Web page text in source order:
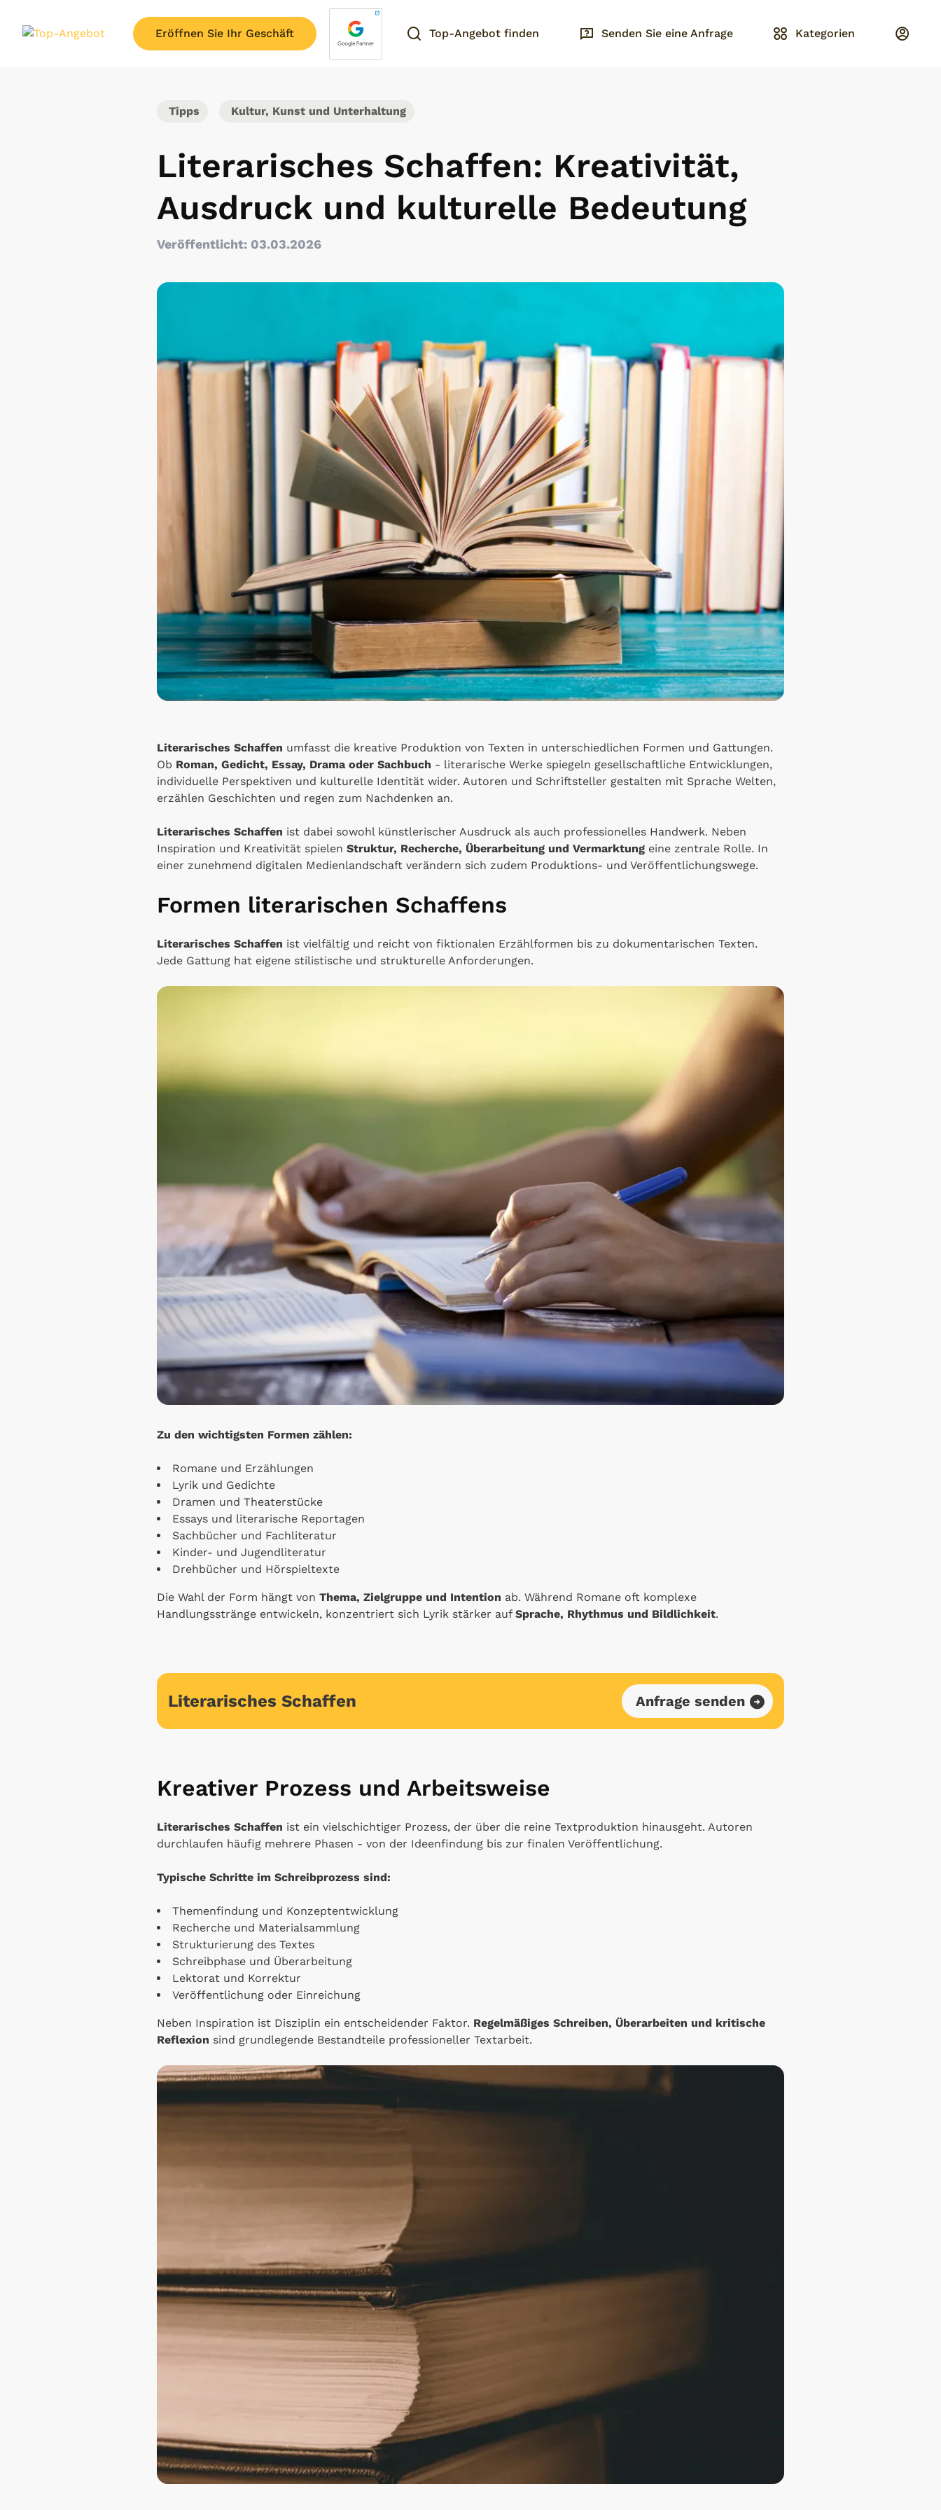
Eröffnen Sie Ihr Geschäft Top-Angebot finden Senden Sie eine Anfrage Kategorien
Tipps Kultur, Kunst und Unterhaltung
Literarisches Schaffen: Kreativität,
Ausdruck und kulturelle Bedeutung
Veröffentlicht: 03.03.2026
Literarisches Schaffen umfasst die kreative Produktion von Texten in unterschiedlichen Formen und Gattungen.
Ob Roman, Gedicht, Essay, Drama oder Sachbuch - literarische Werke spiegeln gesellschaftliche Entwicklungen,
individuelle Perspektiven und kulturelle Identität wider. Autoren und Schriftsteller gestalten mit Sprache Welten,
erzählen Geschichten und regen zum Nachdenken an.
Literarisches Schaffen ist dabei sowohl künstlerischer Ausdruck als auch professionelles Handwerk. Neben
Inspiration und Kreativität spielen Struktur, Recherche, Überarbeitung und Vermarktung eine zentrale Rolle. In
einer zunehmend digitalen Medienlandschaft verändern sich zudem Produktions- und Veröffentlichungswege.
Formen literarischen Schaffens
Literarisches Schaffen ist vielfältig und reicht von fiktionalen Erzählformen bis zu dokumentarischen Texten.
Jede Gattung hat eigene stilistische und strukturelle Anforderungen.
Zu den wichtigsten Formen zählen:
Romane und Erzählungen
Lyrik und Gedichte
Dramen und Theaterstücke
Essays und literarische Reportagen
Sachbücher und Fachliteratur
Kinder- und Jugendliteratur
Drehbücher und Hörspieltexte
Die Wahl der Form hängt von Thema, Zielgruppe und Intention ab. Während Romane oft komplexe
Handlungsstränge entwickeln, konzentriert sich Lyrik stärker auf Sprache, Rhythmus und Bildlichkeit.
Literarisches Schaffen Anfrage senden
Kreativer Prozess und Arbeitsweise
Literarisches Schaffen ist ein vielschichtiger Prozess, der über die reine Textproduktion hinausgeht. Autoren
durchlaufen häufig mehrere Phasen - von der Ideenfindung bis zur finalen Veröffentlichung.
Typische Schritte im Schreibprozess sind:
Themenfindung und Konzeptentwicklung
Recherche und Materialsammlung
Strukturierung des Textes
Schreibphase und Überarbeitung
Lektorat und Korrektur
Veröffentlichung oder Einreichung
Neben Inspiration ist Disziplin ein entscheidender Faktor. Regelmäßiges Schreiben, Überarbeiten und kritische
Reflexion sind grundlegende Bestandteile professioneller Textarbeit.